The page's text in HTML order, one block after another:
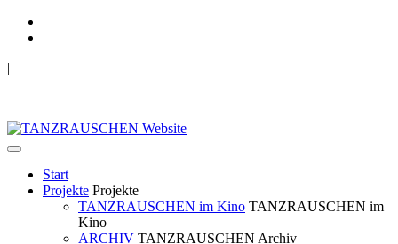
|
Start
Projekte Projekte
TANZRAUSCHEN im Kino TANZRAUSCHEN im
Kino
ARCHIV TANZRAUSCHEN Archiv